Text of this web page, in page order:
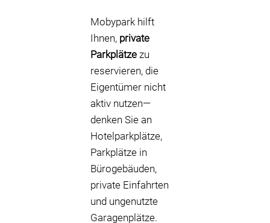
Mobypark hilft
Ihnen, private
Parkplätze zu
reservieren, die
Eigentümer nicht
aktiv nutzen—
denken Sie an
Hotelparkplätze,
Parkplätze in
Bürogebäuden,
private Einfahrten
und ungenutzte
Garagenplätze.